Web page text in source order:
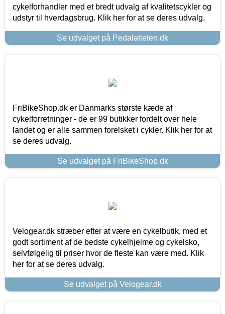
cykelforhandler med et bredt udvalg af kvalitetscykler og
udstyr til hverdagsbrug. Klik her for at se deres udvalg.
Se udvalget på Pedalatleten.dk
FriBikeShop.dk er Danmarks største kæde af
cykelforretninger - de er 99 butikker fordelt over hele
landet og er alle sammen forelsket i cykler. Klik her for at
se deres udvalg.
Se udvalget på FriBikeShop.dk
Velogear.dk stræber efter at være en cykelbutik, med et
godt sortiment af de bedste cykelhjelme og cykelsko,
selvfølgelig til priser hvor de fleste kan være med. Klik
her for at se deres udvalg.
Se udvalget på Velogear.dk